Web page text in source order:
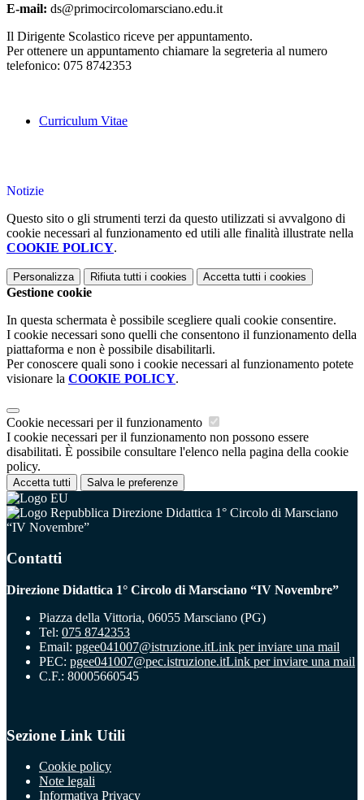
E-mail: ds@primocircolomarsciano.edu.it
Il Dirigente Scolastico riceve per appuntamento.
Per ottenere un appuntamento chiamare la segreteria al numero
telefonico: 075 8742353
Curriculum Vitae
Notizie
Questo sito o gli strumenti terzi da questo utilizzati si avvalgono di
cookie necessari al funzionamento ed utili alle finalità illustrate nella
COOKIE POLICY.
Personalizza Rifiuta tutti i cookies Accetta tutti i cookies
Gestione cookie
In questa schermata è possibile scegliere quali cookie consentire.
I cookie necessari sono quelli che consentono il funzionamento della
piattaforma e non è possibile disabilitarli.
Per conoscere quali sono i cookie necessari al funzionamento potete
visionare la COOKIE POLICY.
Cookie necessari per il funzionamento
I cookie necessari per il funzionamento non possono essere
disabilitati. È possibile consultare l'elenco nella pagina della cookie
policy.
Accetta tutti Salva le preferenze
Direzione Didattica 1° Circolo di Marsciano
“IV Novembre”
Contatti
Direzione Didattica 1° Circolo di Marsciano “IV Novembre”
Piazza della Vittoria, 06055 Marsciano (PG)
Tel: 075 8742353
Email: pgee041007@istruzione.itLink per inviare una mail
PEC: pgee041007@pec.istruzione.itLink per inviare una mail
C.F.: 80005660545
Sezione Link Utili
Cookie policy
Note legali
Informativa Privacy